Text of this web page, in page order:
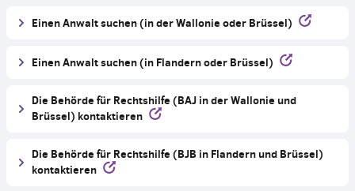
Einen Anwalt suchen (in der Wallonie oder Brüssel)
Einen Anwalt suchen (in Flandern oder Brüssel)
Die Behörde für Rechtshilfe (BAJ in der Wallonie und
Brüssel) kontaktieren
Die Behörde für Rechtshilfe (BJB in Flandern und Brüssel)
kontaktieren